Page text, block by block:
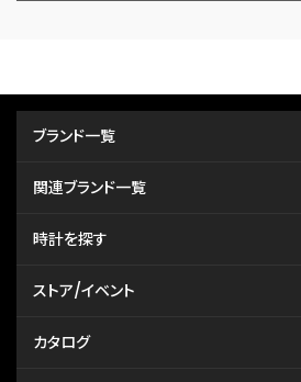
ブランド一覧
関連ブランド一覧
時計を探す
ストア/イベント
カタログ